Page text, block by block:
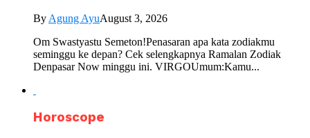
ByAgung AyuAugust 3, 2026
Om Swastyastu Semeton!Penasaran apa kata zodiakmu
seminggu ke depan? Cek selengkapnya Ramalan Zodiak
Denpasar Now minggu ini. VIRGOUmum:Kamu...
Horoscope